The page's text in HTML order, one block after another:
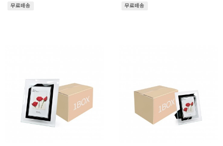
무료배송 무료배송